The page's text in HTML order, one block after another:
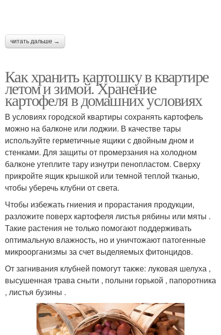
читать дальше →
Как хранить картошку в квартире
летом и зимой. Хранение
картофеля в домашних условиях
В условиях городской квартиры сохранять картофель
можно на балконе или лоджии. В качестве тары
используйте герметичные ящики с двойным дном и
стенками. Для защиты от промерзания на холодном
балконе утеплите тару изнутри пенопластом. Сверху
прикройте ящик крышкой или темной теплой тканью,
чтобы уберечь клубни от света.
Чтобы избежать гниения и прорастания продукции,
разложите поверх картофеля листья рябины или мяты .
Такие растения не только помогают поддерживать
оптимальную влажность, но и уничтожают патогенные
микроорганизмы за счет выделяемых фитонцидов.
От загнивания клубней помогут также: луковая шелуха ,
высушенная трава сныти , полыни горькой , папоротника
, листья бузины .